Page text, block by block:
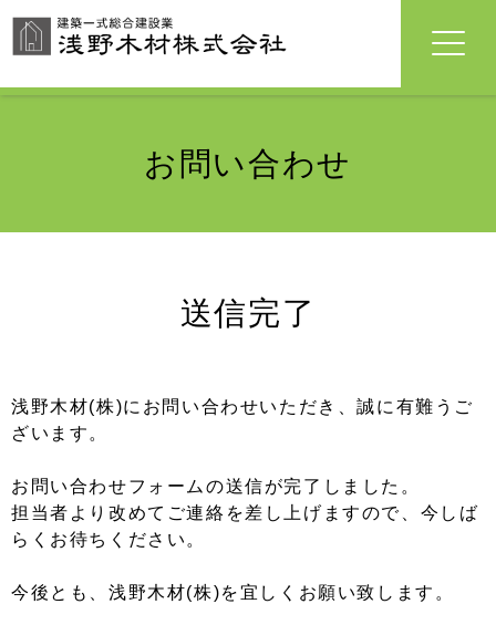
お問い合わせ
送信完了
浅野木材(株)にお問い合わせいただき、誠に有難うご
ざいます。
お問い合わせフォームの送信が完了しました。
担当者より改めてご連絡を差し上げますので、今しば
らくお待ちください。
今後とも、浅野木材(株)を宜しくお願い致します。